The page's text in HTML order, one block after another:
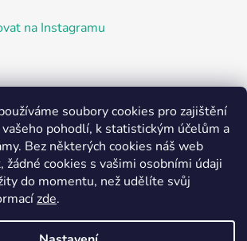
soubory cookies pro zajištění
pohodlí, k statistickým účelům a
Bez některých cookies náš web
žádné cookies s vašimi osobními údaji
do momentu, než udělíte svůj
zde.
na Instagramu
prodejna Barefoot Plzeň